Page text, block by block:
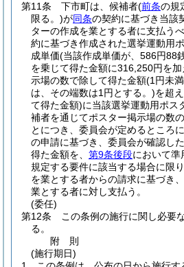
第11条
下市町は、候補者(前条の規
限る。)が同条の契約に基づき当該
ターの作成を業とする者に支払う
約に基づき作成された選挙運動用
成単価(当該作成単価が、586円88
を乗じて得た金額に316,250円を
示場の数で除して得た金額(1円未
は、その端数は1円とする。)を超
て得た金額)に当該選挙運動用ポス
補者を通じてポスター掲示場の数
とにつき、委員会が定めるところ
の申請に基づき、委員会が確認し
得た金額を、 第9条後段において準
規定する要件に該当する場合に限
を業とする者からの請求に基づき
業とする者に対し支払う。
(委任)
第12条
この条例の施行に関し必要
る。
附 則
(施行期日)